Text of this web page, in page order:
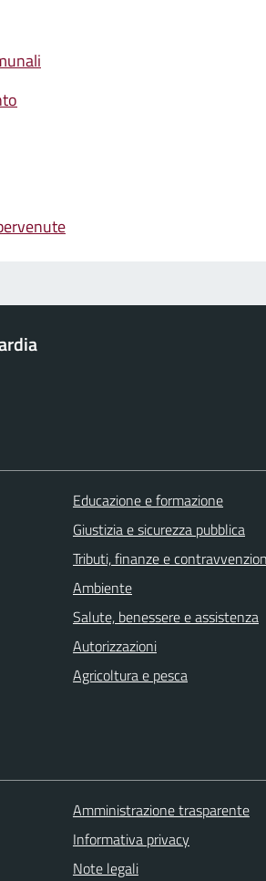
Educazione e formazione
Giustizia e sicurezza pubblica
Tributi, finanze e
Ambiente
Salute, benessere e assistenza
Autorizzazioni
Agricoltura e pesca
Amministrazione trasparente
Informativa privacy
Note legali